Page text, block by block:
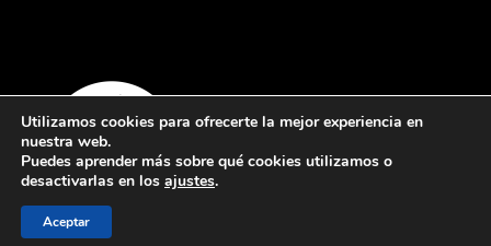
Utilizamos cookies para ofrecerte la mejor experiencia en
nuestra web.
Puedes aprender más sobre qué cookies utilizamos o
desactivarlas en los ajustes.
Aceptar